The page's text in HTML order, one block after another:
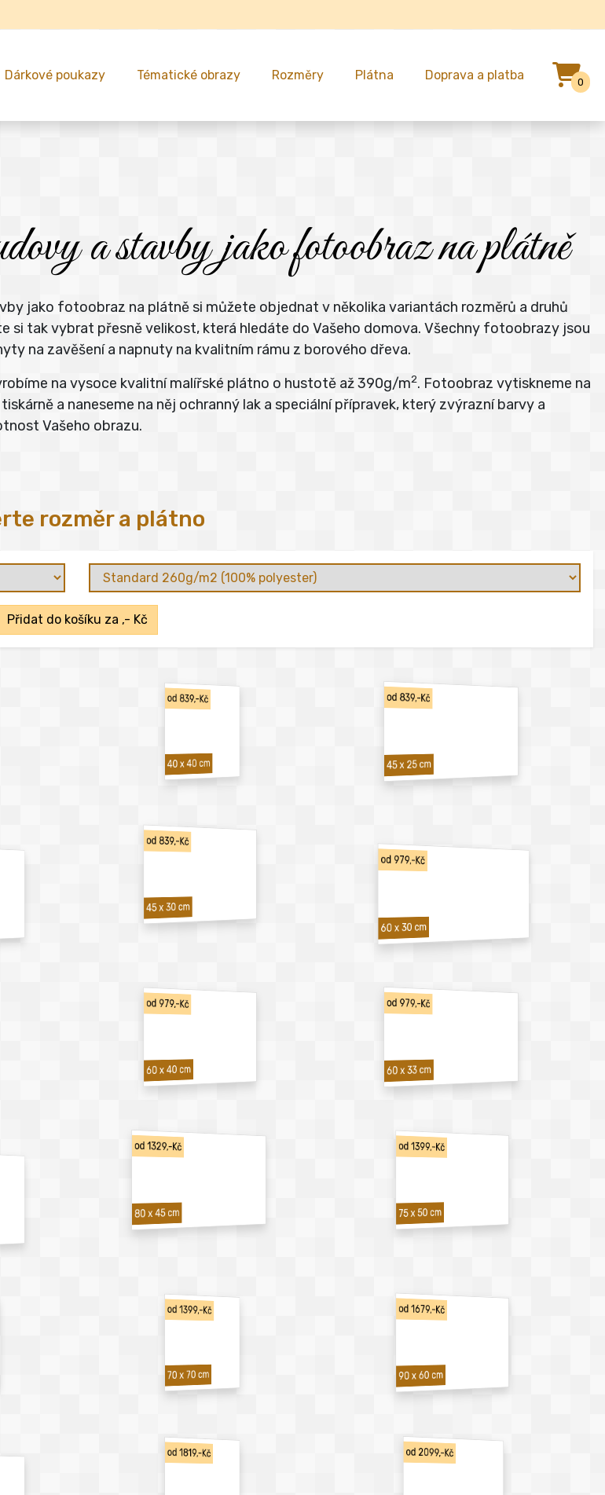
Dárkové poukazy Tématické obrazy Rozměry Plátna Doprava a platba 0
a stavby jako fotoobraz na plátně
jako fotoobraz na plátně si můžete objednat v několika variantách rozměrů a druhů
si tak vybrat přesně velikost, která hledáte do Vašeho domova. Všechny fotoobrazy jsou
na zavěšení a napnuty na kvalitním rámu z borového dřeva.
na vysoce kvalitní malířské plátno o hustotě až 390g/m2. Fotoobraz vytiskneme na
a naneseme na něj ochranný lak a speciální přípravek, který zvýrazní barvy a
Vašeho obrazu.
rozměr a plátno
Přidat do košíku za ,- Kč
od 839,-Kč
40 x 40 cm
od 839,-Kč
45 x 25 cm
od 839,-Kč
45 x 30 cm
od 979,-Kč
60 x 30 cm
od 979,-Kč
60 x 40 cm
od 979,-Kč
60 x 33 cm
od 1329,-Kč
80 x 45 cm
od 1399,-Kč
75 x 50 cm
od 1399,-Kč
70 x 70 cm
od 1679,-Kč
90 x 60 cm
od 1819,-Kč od 2099,-Kč